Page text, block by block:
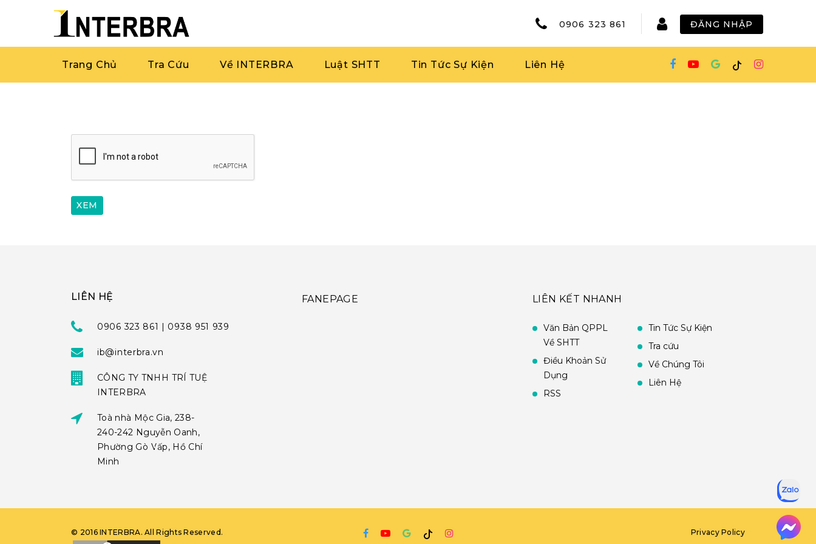
0906 323 861 ĐĂNG NHẬP
Trang Chủ Tra Cứu Về INTERBRA Luật SHTT Tin Tức Sự Kiện Liên Hệ
LIÊN HỆ
0906 323 861 | 0938 951 939
ib@interbra.vn
CÔNG TY TNHH TRÍ TUỆ
INTERBRA
Toà nhà Mộc Gia, 238-
240-242 Nguyễn Oanh,
Phường Gò Vấp, Hồ Chí
Minh
FANEPAGE LIÊN KẾT NHANH
Văn Bản QPPL
Về SHTT
Điều Khoản Sử
Dụng
RSS
Tin Tức Sự Kiện
Tra cứu
Về Chúng Tôi
Liên Hệ
© 2016 INTERBRA. All Rights Reserved. Privacy Policy